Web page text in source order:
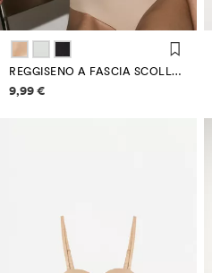
REGGISENO A FASCIA SCOLLATURA PROFONDA
Informazioni sui prezzi
9,99 €